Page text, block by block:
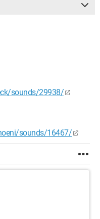
sounds/29938/
sounds/16467/